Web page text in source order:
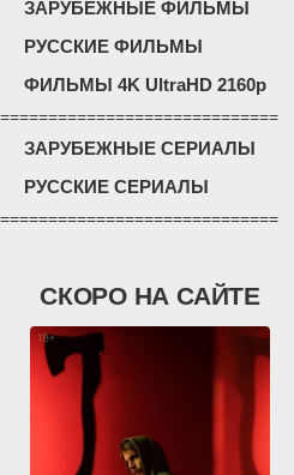
ЗАРУБЕЖНЫЕ ФИЛЬМЫ
РУССКИЕ ФИЛЬМЫ
ФИЛЬМЫ 4K UltraHD 2160p
=============================
ЗАРУБЕЖНЫЕ СЕРИАЛЫ
РУССКИЕ СЕРИАЛЫ
=============================
СКОРО НА САЙТЕ